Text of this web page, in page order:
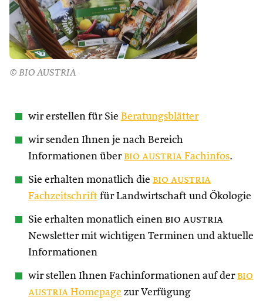
© BIO AUSTRIA
wir erstellen für Sie Beratungsblätter
wir senden Ihnen je nach Bereich
Informationen über bio austria Fachinfos.
Sie erhalten monatlich die bio austria
Fachzeitschrift für Landwirtschaft und Ökologie
Sie erhalten monatlich einen bio austria
Newsletter mit wichtigen Terminen und aktuelle
Informationen
wir stellen Ihnen Fachinformationen auf der bio
austria Homepage zur Verfügung